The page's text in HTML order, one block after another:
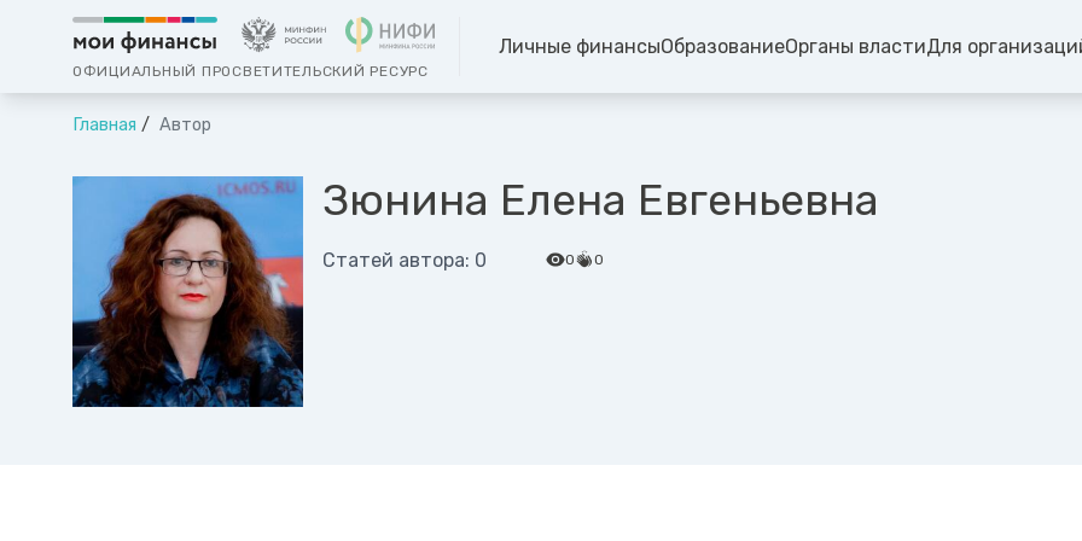
ОФИЦИАЛЬНЫЙ ПРОСВЕТИТЕЛЬСКИЙ РЕСУРС
Личные финансыОбразованиеОрганы властиДля
Главная Автор
Зюнина Елена Евгеньевна
Статей автора: 0 0 0